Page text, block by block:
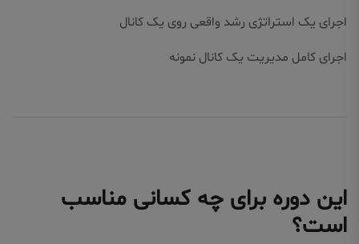
اجرای یک استراتژی رشد واقعی روی یک کانال
اجرای کامل مدیریت یک کانال نمونه
این دوره برای چه کسانی مناسب
است؟